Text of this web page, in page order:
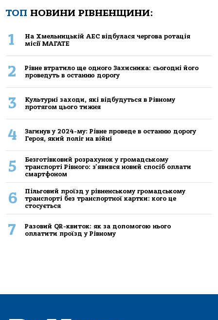
ТОП НОВИНИ РІВНЕНЩИНИ:
1
На Хмельницькій АЕС відбулася чергова ротація
місії МАГАТЕ
2
Рівне втратило ще одного Захисника: сьогодні його
проведуть в останню дорогу
3
Культурні заходи, які відбудуться в Рівному
протягом цього тижня
4
Загинув у 2024-му: Рівне проведе в останню дорогу
Героя, який поліг на війні
5
Безготівковий розрахунок у громадському
транспорті Рівного: з'явився новий спосіб оплати
смартфоном
6
Пільговий проїзд у рівненському громадському
транспорті без транспортної картки: кого це
стосується
7
Разовий QR-квиток: як за допомогою нього
оплатити проїзд у Рівному